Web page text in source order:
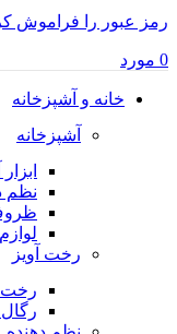
رمز عبور را فراموش
0 مورد
خانه و آشپزخانه
آشپزخانه
نظم
رخت آویز
رخت
رگال